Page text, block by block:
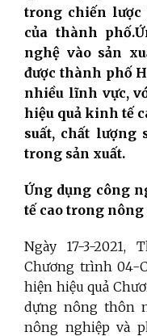
trong chiến
của thành
nghệ vào sản
được thành phố
nhiều lĩnh vực,
hiệu quả kinh tế
suất, chất lượng
trong sản xuất.
Ứng dụng công
tế cao trong
Ngày 17-3-
Chương trình 04-
hiện hiệu quả
dựng nông thôn
nông nghiệp và